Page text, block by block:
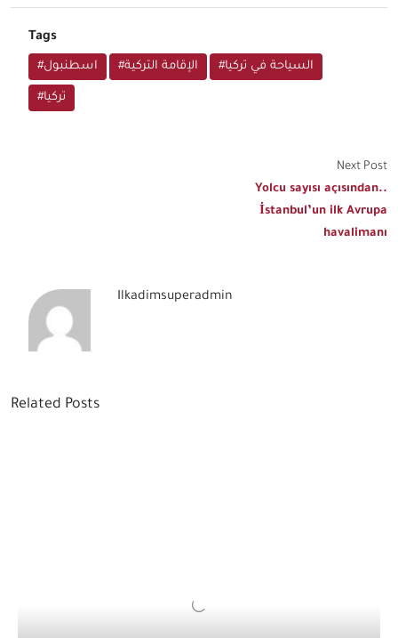
Tags
#اسطنبول #الإقامة التركية #السياحة في تركيا
#تركيا
Next Post
Yolcu sayısı açısından..
İstanbul’un ilk Avrupa
havalimanı
Ilkadimsuperadmin
Related Posts